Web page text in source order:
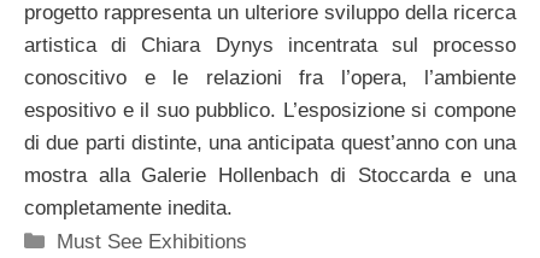
progetto rappresenta un ulteriore sviluppo della ricerca
artistica di Chiara Dynys incentrata sul processo
conoscitivo e le relazioni fra l’opera, l’ambiente
espositivo e il suo pubblico. L’esposizione si compone
di due parti distinte, una anticipata quest’anno con una
mostra alla Galerie Hollenbach di Stoccarda e una
completamente inedita.
Categorie
Must See Exhibitions